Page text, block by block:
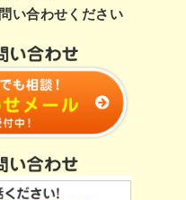
い合わせください